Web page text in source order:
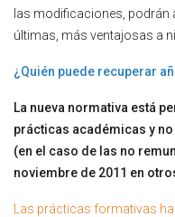
las modificaciones, podrán
últimas, más ventajosas a
¿Quién puede recuperar
La nueva normativa está
prácticas académicas y
(en el caso de las no
noviembre de 2011 en
Las prácticas formativas